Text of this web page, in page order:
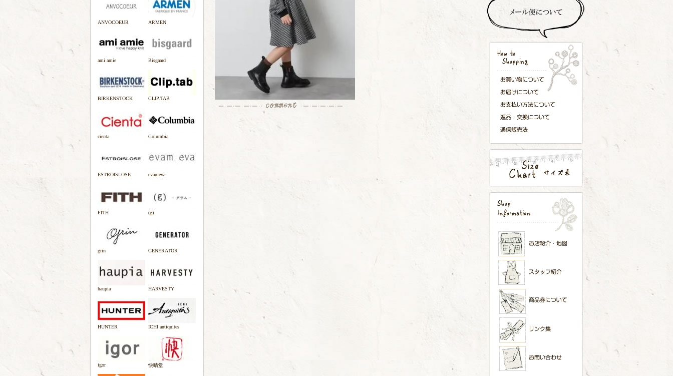
ANVOCOEUR ARMEN
ami amie Bisgaard
BIRKENSTOCK CLIP.TAB
cienta Columbia
ESTROISLOSE evameva
FITH (g)
grin GENERATOR
haupia HARVESTY
HUNTER ICHI antiquites
igor 快晴堂